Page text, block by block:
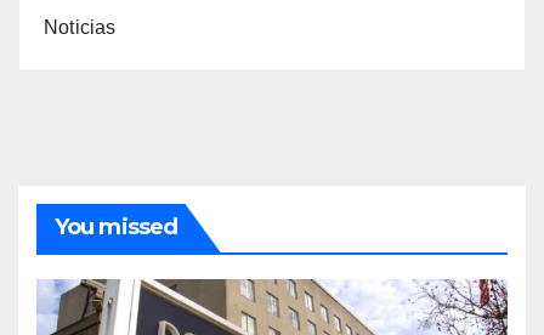
Noticias
You missed